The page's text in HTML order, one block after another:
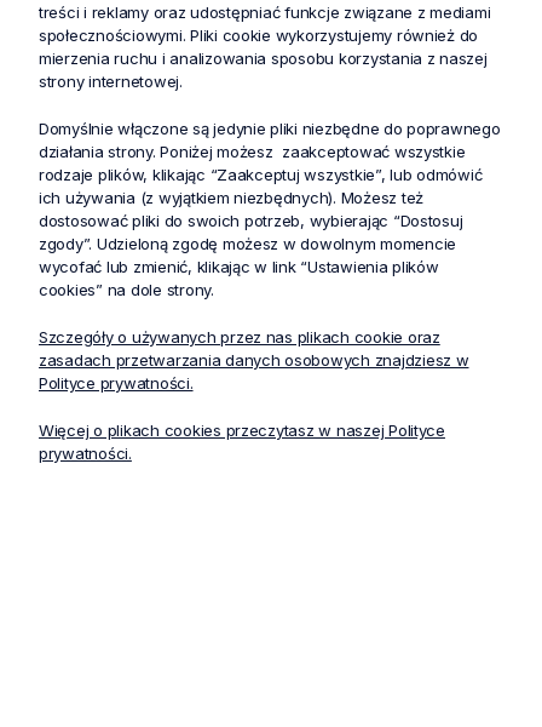
wybrać stroje medyczne oraz ubrania medyczne, które najlepiej
treści i reklamy oraz udostępniać funkcje związane z mediami
społecznościowymi. Pliki cookie wykorzystujemy również do
mierzenia ruchu i analizowania sposobu korzystania z naszej
strony internetowej.
Domyślnie włączone są jedynie pliki niezbędne do poprawnego
działania strony. Poniżej możesz zaakceptować wszystkie
rodzaje plików, klikając “Zaakceptuj wszystkie”, lub odmówić
ich używania (z wyjątkiem niezbędnych). Możesz też
dostosować pliki do swoich potrzeb, wybierając “Dostosuj
zgody”. Udzieloną zgodę możesz w dowolnym momencie
wycofać lub zmienić, klikając w link “Ustawienia plików
cookies” na dole strony.
Szczegóły o używanych przez nas plikach cookie oraz
zasadach przetwarzania danych osobowych znajdziesz w
Polityce prywatności.
Więcej o plikach cookies przeczytasz w naszej Polityce
prywatności.